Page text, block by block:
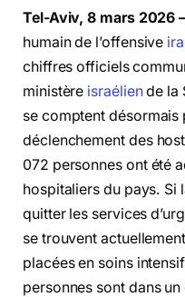
Tel-Aviv, 8 mars 2026
humain de l’offensive
chiffres officiels
ministère israéliende la
se comptent désormais
déclenchement des
072 personnes ont été
hospitaliers du pays. Si
quitter les services
se trouvent
placées en soins
personnes sont dans